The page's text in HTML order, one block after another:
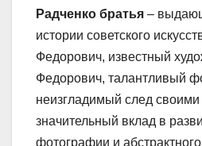
Радченко братья –
истории советского
Федорович, известный
Федорович, талантливый
неизгладимый след
значительный вклад в
фотографии и абстрактного